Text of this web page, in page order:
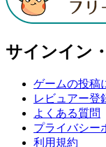
サインイン
ゲームの投稿
レビュアー登
よくある質問
プライバシー
利用規約